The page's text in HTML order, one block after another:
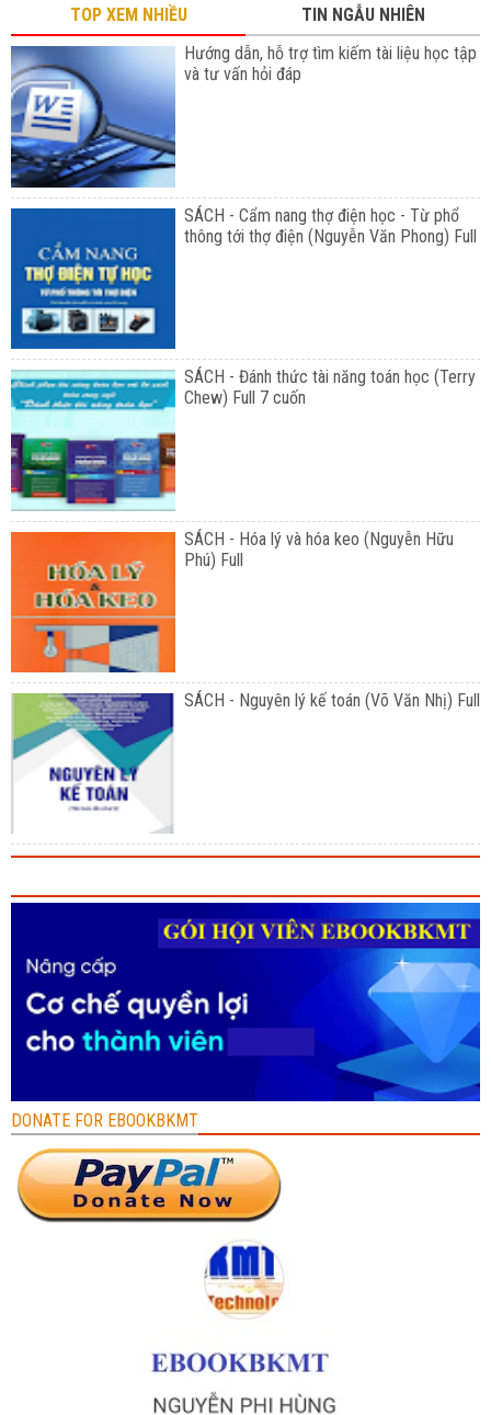
TOP XEM NHIỀU
TIN NGẪU NHIÊN
Hướng dẫn, hỗ trợ tìm kiếm tài liệu học tập
và tư vấn hỏi đáp
SÁCH - Cẩm nang thợ điện học - Từ phổ
thông tới thợ điện (Nguyễn Văn Phong) Full
SÁCH - Đánh thức tài năng toán học (Terry
Chew) Full 7 cuốn
SÁCH - Hóa lý và hóa keo (Nguyễn Hữu
Phú) Full
SÁCH - Nguyên lý kế toán (Võ Văn Nhị) Full
DONATE FOR EBOOKBKMT